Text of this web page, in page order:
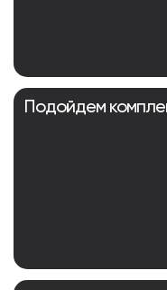
Подойдем